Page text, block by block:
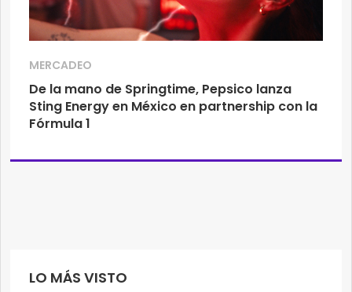
LO MÁS VISTO
MERCADEO
De la mano de Springtime, Pepsico lanza
Sting Energy en México en partnership con la
Fórmula 1